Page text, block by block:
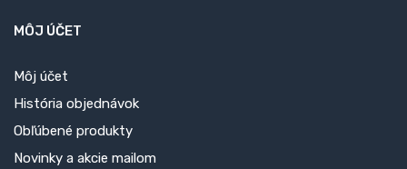
MÔJ ÚČET
Môj účet
História objednávok
Obľúbené produkty
Novinky a akcie mailom